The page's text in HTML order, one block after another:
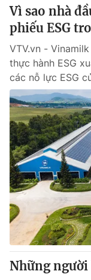
Vì sao nhà
phiếu ESG
VTV.vn -
thực hành ESG
các nỗ lực ESG
Những